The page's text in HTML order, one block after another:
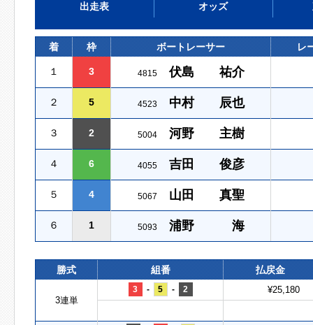
出走表 オッズ
着 枠 ボートレーサー レ
１ 3 4815 伏島 祐介
２ 5 4523 中村 辰也
３ 2 5004 河野 主樹
４ 6 4055 吉田 俊彦
５ 4 5067 山田 真聖
６ 1 5093 浦野 海
勝式 組番 払戻金
3連単
3 - 5 - 2 ¥25,180